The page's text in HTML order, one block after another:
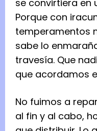
se convirtiera en
Porque con
temperamentos
sabe lo
travesía. Que
que acordamos
No fuimos a
al fin y al cabo,